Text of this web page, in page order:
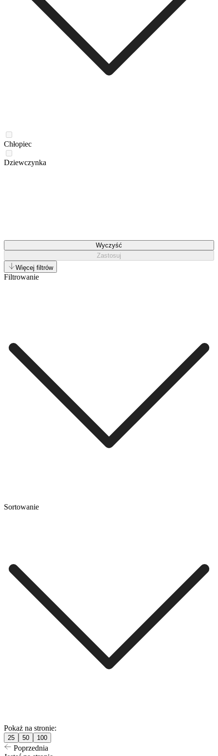
Chłopiec
Dziewczynka
Wyczyść
Zastosuj
Więcej filtrów
Filtrowanie
Sortowanie
Pokaż na stronie:
25 50 100
Poprzednia